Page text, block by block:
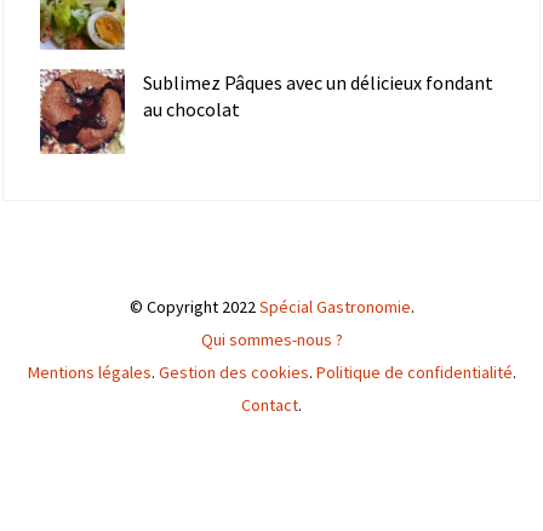
Sublimez Pâques avec un délicieux fondant
au chocolat
© Copyright 2022Spécial Gastronomie.
Qui sommes-nous ?
Mentions légales. Gestion des cookies. Politique de confidentialité.
Contact.